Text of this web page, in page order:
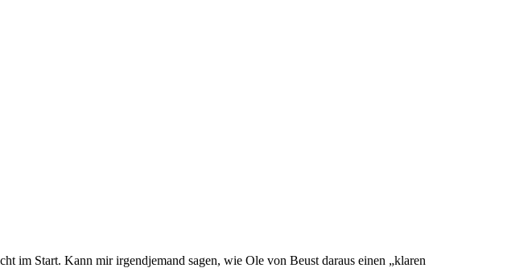
im Start. Kann mir irgendjemand sagen, wie Ole von Beust daraus einen „klaren